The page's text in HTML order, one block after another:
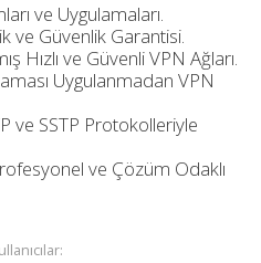
ve Uygulamaları.
ve Güvenlik Garantisi.
Hızlı ve Güvenli VPN Ağları.
Uygulanmadan VPN
ve SSTP Protokolleriyle
ve Çözüm Odaklı